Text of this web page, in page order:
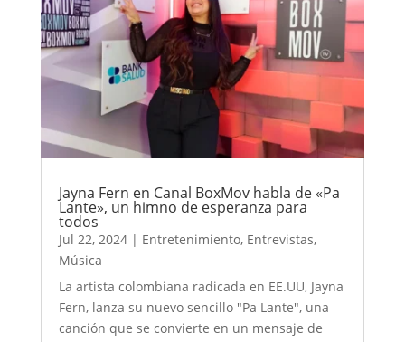
Jayna Fern en Canal BoxMov habla de «Pa
Lante», un himno de esperanza para
todos
Jul 22, 2024| Entretenimiento, Entrevistas,
Música
La artista colombiana radicada en EE.UU, Jayna
Fern, lanza su nuevo sencillo "Pa Lante", una
canción que se convierte en un mensaje de